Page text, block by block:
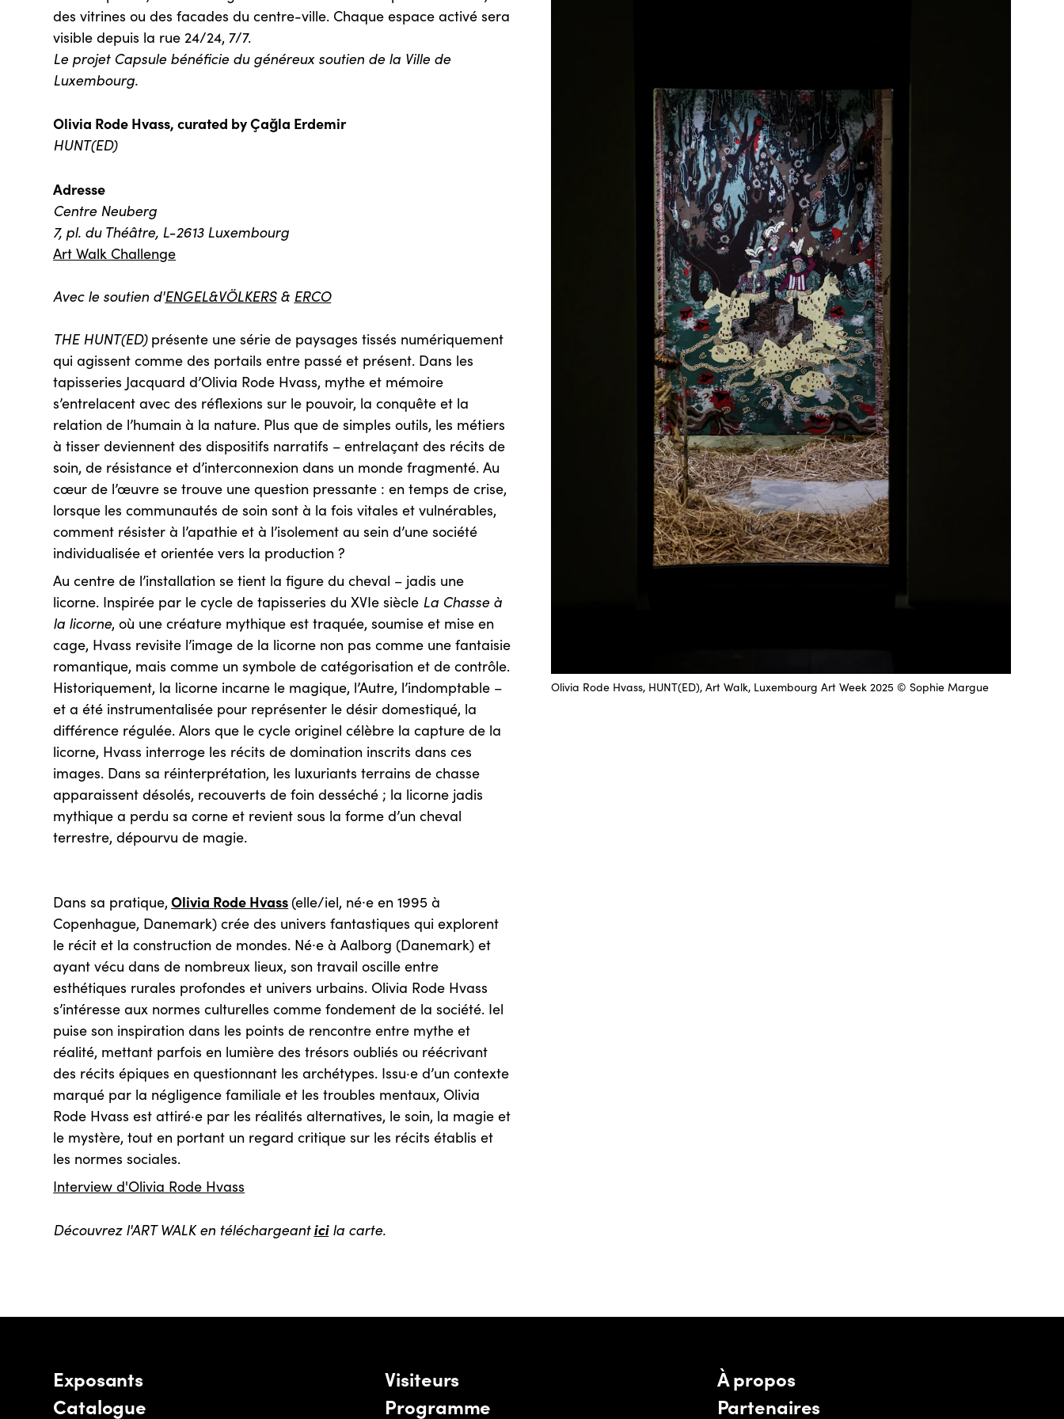
des vitrines ou des facades du centre-ville. Chaque espace activé sera
visible depuis la rue 24/24, 7/7.
Le projet Capsule bénéficie du généreux soutien de la Ville de
Luxembourg.
Olivia Rode Hvass, curated by Çağla Erdemir
HUNT(ED)
Adresse
Centre Neuberg
7, pl. du Théâtre, L-2613 Luxembourg
Art Walk Challenge
Avec le soutien d'ENGEL&VÖLKERS& ERCO
THE HUNT(ED)présente une série de paysages tissés numériquement
qui agissent comme des portails entre passé et présent. Dans les
tapisseries Jacquard d’Olivia Rode Hvass, mythe et mémoire
s’entrelacent avec des réflexions sur le pouvoir, la conquête et la
relation de l’humain à la nature. Plus que de simples outils, les métiers
à tisser deviennent des dispositifs narratifs – entrelaçant des récits de
soin, de résistance et d’interconnexion dans un monde fragmenté. Au
cœur de l’œuvre se trouve une question pressante : en temps de crise,
lorsque les communautés de soin sont à la fois vitales et vulnérables,
comment résister à l’apathie et à l’isolement au sein d’une société
individualisée et orientée vers la production ?
Au centre de l’installation se tient la figure du cheval – jadis une
licorne. Inspirée par le cycle de tapisseries du XVIe siècle La Chasse à
la licorne, où une créature mythique est traquée, soumise et mise en
cage, Hvass revisite l’image de la licorne non pas comme une fantaisie
romantique, mais comme un symbole de catégorisation et de contrôle.
Historiquement, la licorne incarne le magique, l’Autre, l’indomptable –
et a été instrumentalisée pour représenter le désir domestiqué, la
différence régulée. Alors que le cycle originel célèbre la capture de la
licorne, Hvass interroge les récits de domination inscrits dans ces
images. Dans sa réinterprétation, les luxuriants terrains de chasse
apparaissent désolés, recouverts de foin desséché ; la licorne jadis
mythique a perdu sa corne et revient sous la forme d’un cheval
terrestre, dépourvu de magie.
Dans sa pratique, Olivia Rode Hvass (elle/iel, né⸱e en 1995 à
Copenhague, Danemark) crée des univers fantastiques qui explorent
le récit et la construction de mondes. Né⸱e à Aalborg (Danemark) et
ayant vécu dans de nombreux lieux, son travail oscille entre
esthétiques rurales profondes et univers urbains. Olivia Rode Hvass
s’intéresse aux normes culturelles comme fondement de la société. Iel
puise son inspiration dans les points de rencontre entre mythe et
réalité, mettant parfois en lumière des trésors oubliés ou réécrivant
des récits épiques en questionnant les archétypes. Issu·e d’un contexte
marqué par la négligence familiale et les troubles mentaux, Olivia
Rode Hvass est attiré·e par les réalités alternatives, le soin, la magie et
le mystère, tout en portant un regard critique sur les récits établis et
les normes sociales.
Interview d'Olivia Rode Hvass
Découvrez l'ART WALK en téléchargeant icila carte.
Olivia Rode Hvass, HUNT(ED), Art Walk, Luxembourg Art Week 2025 © Sophie Margue
Exposants
Catalogue
Visiteurs
Programme
À propos
Partenaires